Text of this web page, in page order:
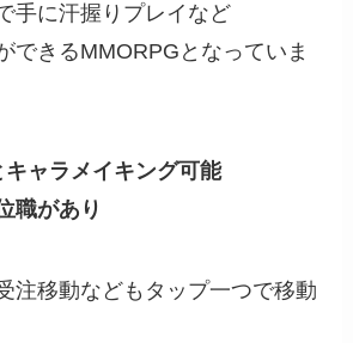
手に汗握りプレイなど
できるMMORPGとなっていま
キャラメイキング可能
職があり
注移動などもタップ一つで移動